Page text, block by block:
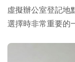
虛擬辦公室登記地
選擇時非常重要的